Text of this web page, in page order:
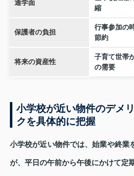
通学面
縮
保護者の負担
行事参加の
節約
将来の資産性
子育て世帯
の需要
小学校が近い物件のデメ
クを具体的に把握
小学校が近い物件では、始業や終業
が、平日の午前から午後にかけて定